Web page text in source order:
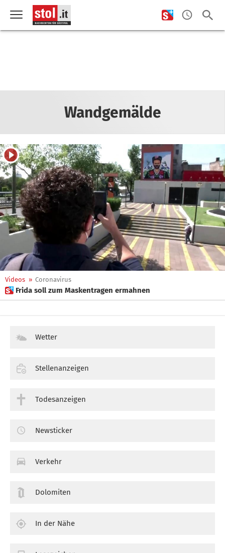
Wandgemälde
Videos » Coronavirus
 Frida soll zum Maskentragen ermahnen
Wetter
Stellenanzeigen
Todesanzeigen
Newsticker
Verkehr
Dolomiten
In der Nähe